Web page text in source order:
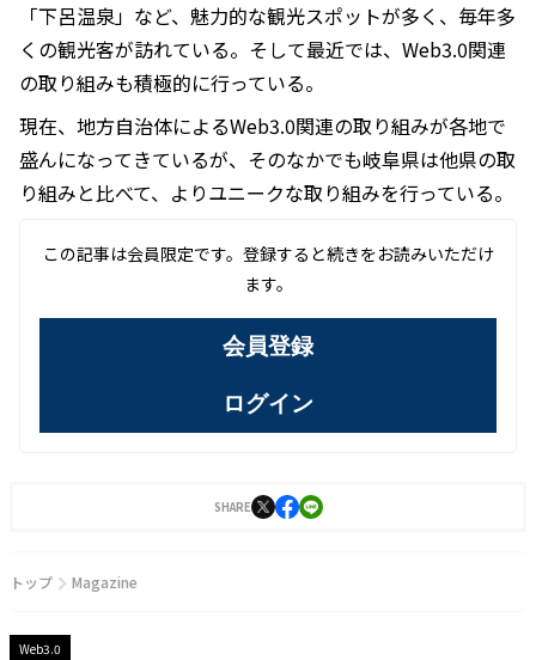
「下呂温泉」など、魅力的な観光スポットが多く、毎年多
くの観光客が訪れている。そして最近では、Web3.0関連
の取り組みも積極的に行っている。
現在、地方自治体によるWeb3.0関連の取り組みが各地で
盛んになってきているが、そのなかでも岐阜県は他県の取
り組みと比べて、よりユニークな取り組みを行っている。
この記事は会員限定です。登録すると続きをお読みいただけ
ます。
会員登録
ログイン
SHARE
トップ Magazine
Web3.0